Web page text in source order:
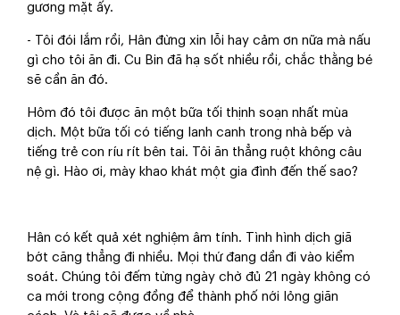
gương mặt ấy.
- Tôi đói lắm rồi, Hân đừng xin lỗi hay cảm ơn nữa mà nấu
gì cho tôi ăn đi. Cu Bin đã hạ sốt nhiều rồi, chắc thằng bé
sẽ cần ăn đó.
Hôm đó tôi được ăn một bữa tối thịnh soạn nhất mùa
dịch. Một bữa tối có tiếng lanh canh trong nhà bếp và
tiếng trẻ con ríu rít bên tai. Tôi ăn thẳng ruột không câu
nệ gì. Hào ơi, mày khao khát một gia đình đến thế sao?
Hân có kết quả xét nghiệm âm tính. Tình hình dịch giã
bớt căng thẳng đi nhiều. Mọi thứ đang dần đi vào kiểm
soát. Chúng tôi đếm từng ngày chờ đủ 21 ngày không có
ca mới trong cộng đồng để thành phố nới lỏng giãn